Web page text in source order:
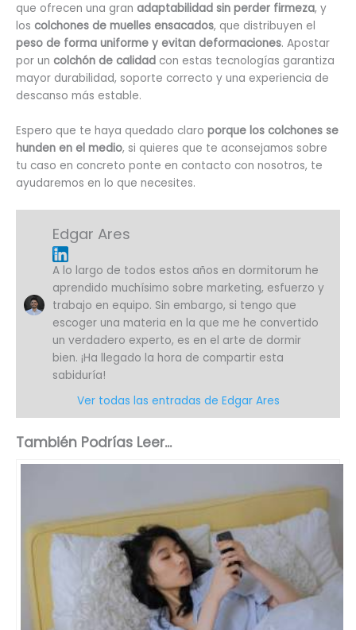
que ofrecen una gran adaptabilidad sin perder firmeza, y
los colchones de muelles ensacados, que distribuyen el
peso de forma uniforme y evitan deformaciones. Apostar
por un colchón de calidad con estas tecnologías garantiza
mayor durabilidad, soporte correcto y una experiencia de
descanso más estable.
Espero que te haya quedado claro porque los colchones se
hunden en el medio, si quieres que te aconsejamos sobre
tu caso en concreto ponte en contacto con nosotros, te
ayudaremos en lo que necesites.
Edgar Ares
A lo largo de todos estos años en dormitorum he
aprendido muchísimo sobre marketing, esfuerzo y
trabajo en equipo. Sin embargo, si tengo que
escoger una materia en la que me he convertido
un verdadero experto, es en el arte de dormir
bien. ¡Ha llegado la hora de compartir esta
sabiduría!
Ver todas las entradas de Edgar Ares
También Podrías Leer...